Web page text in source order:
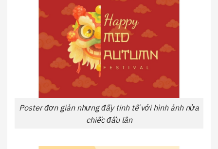
Poster đơn giản nhưng đầy tinh tế với hình ảnh nửa
chiếc đầu lân